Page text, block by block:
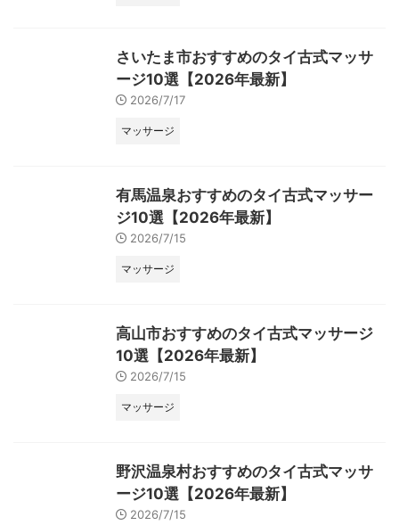
さいたま市おすすめのタイ古式マッサ
ージ10選【2026年最新】
2026/7/17
マッサージ
有馬温泉おすすめのタイ古式マッサー
ジ10選【2026年最新】
2026/7/15
マッサージ
高山市おすすめのタイ古式マッサージ
10選【2026年最新】
2026/7/15
マッサージ
野沢温泉村おすすめのタイ古式マッサ
ージ10選【2026年最新】
2026/7/15